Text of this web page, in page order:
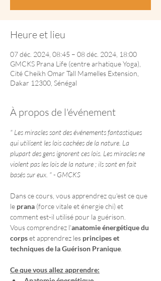
Heure et lieu
07 déc. 2024, 08:45 – 08 déc. 2024, 18:00
GMCKS Prana Life (centre arhatique Yoga),
Cité Cheikh Omar Tall Mamelles Extension,
Dakar 12300, Sénégal
À propos de l'événement
" Les miracles sont des événements fantastiques
qui utilisent les lois cachées de la nature. La
plupart des gens ignorent ces lois. Les miracles ne
violent pas les lois de la nature ; ils sont en fait
basés sur eux. " - GMCKS
Dans ce cours, vous apprendrez qu'est ce que
le prana (force vitale et énergie chi) et
comment est-il utilisé pour la guérison.
Vous comprendrez l'anatomie énergétique du
corps et apprendrez les principes et
techniques de la Guérison Pranique
Ce que vous allez apprendre: